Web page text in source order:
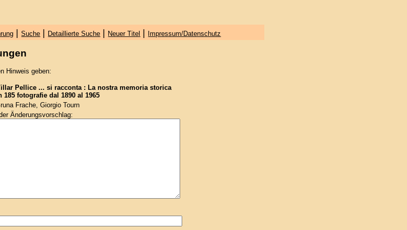
|Suche | Detaillierte Suche | Neuer Titel | Impressum/Datenschutz
Hinweis geben:
Pellice ... si racconta : La nostra memoria storica
185 fotografie dal 1890 al 1965
Frache, Giorgio Tourn
Änderungsvorschlag: